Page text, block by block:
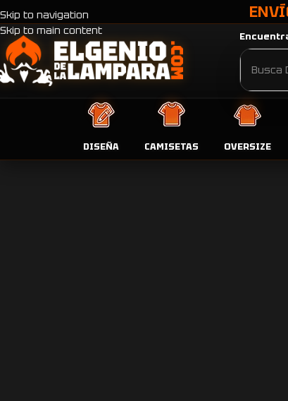
Skip to navigation
Skip to main content
DISEÑA CAMISETAS OVERSIZE